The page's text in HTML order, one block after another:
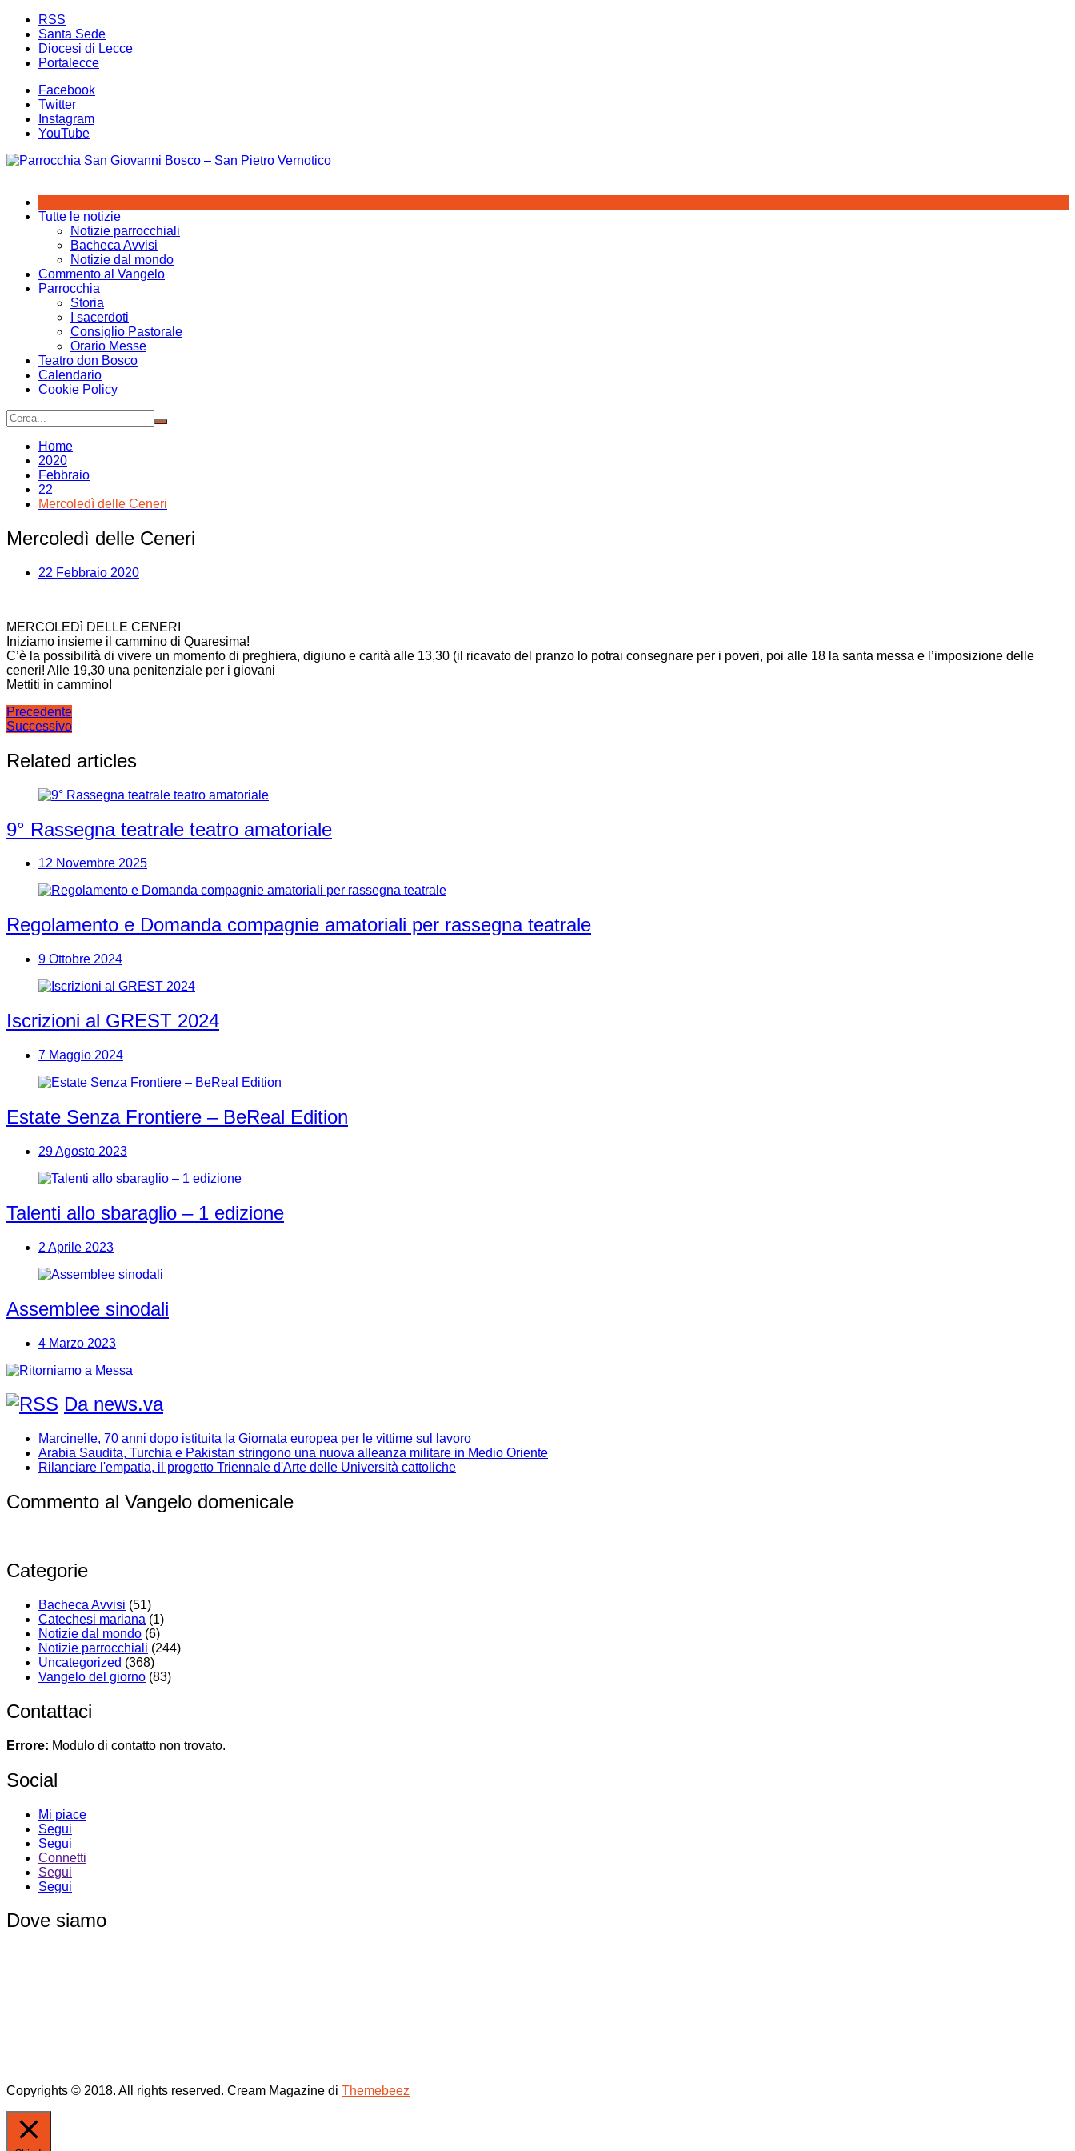
Salta
contenuto
RSS
Santa Sede
Diocesi di Lecce
Portalecce
Facebook
Twitter
Instagram
YouTube
Tutte le notizie
Notizie parrocchiali
Bacheca Avvisi
Notizie dal mondo
Commento al Vangelo
Parrocchia
Storia
I sacerdoti
Consiglio Pastorale
Orario Messe
Teatro don Bosco
Calendario
Cookie Policy
Home
2020
Febbraio
22
Mercoledì delle Ceneri
Mercoledì delle Ceneri
22 Febbraio 2020
MERCOLEDì DELLE CENERI
Iniziamo insieme il cammino di Quaresima!
C’è la possibilità di vivere un momento di preghiera, digiuno e carità alle 13,30 (il ricavato del pranzo lo potrai consegnare per i poveri, poi alle 18 la santa messa e l’imposizione delle
ceneri! Alle 19,30 una penitenziale per i giovani
Mettiti in cammino!
Navigazione
articoli
Precedente
Successivo
Related articles
9° Rassegna teatrale teatro amatoriale
12 Novembre 2025
Regolamento e Domanda compagnie amatoriali per rassegna teatrale
9 Ottobre 2024
Iscrizioni al GREST 2024
7 Maggio 2024
Estate Senza Frontiere – BeReal Edition
29 Agosto 2023
Talenti allo sbaraglio – 1 edizione
2 Aprile 2023
Assemblee sinodali
4 Marzo 2023
Da news.va
Marcinelle, 70 anni dopo istituita la Giornata europea per le vittime sul lavoro
Arabia Saudita, Turchia e Pakistan stringono una nuova alleanza militare in Medio Oriente
Rilanciare l'empatia, il progetto Triennale d'Arte delle Università cattoliche
Commento al Vangelo domenicale
Categorie
Bacheca Avvisi (51)
Catechesi mariana (1)
Notizie dal mondo (6)
Notizie parrocchiali (244)
Uncategorized (368)
Vangelo del giorno (83)
Contattaci
Errore: Modulo di contatto non trovato.
Social
Mi piace
Segui
Segui
Connetti
Segui
Segui
Dove siamo
Copyrights © 2018. All rights reserved. Cream Magazine di Themebeez